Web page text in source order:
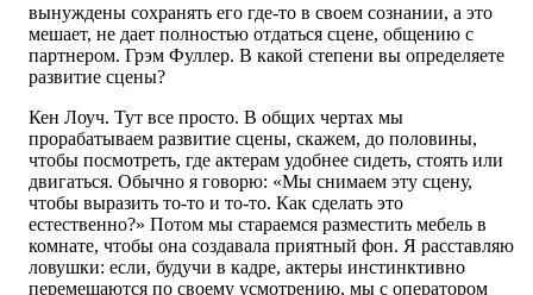
вынуждены сохранять его где-то в своем сознании, а это
мешает, не дает полностью отдаться сцене, общению с
партнером. Грэм Фуллер. В какой степени вы определяете
развитие сцены?
Кен Лоуч. Тут все просто. В общих чертах мы
прорабатываем развитие сцены, скажем, до половины,
чтобы посмотреть, где актерам удобнее сидеть, стоять или
двигаться. Обычно я говорю: «Мы снимаем эту сцену,
чтобы выразить то-то и то-то. Как сделать это
естественно?» Потом мы стараемся разместить мебель в
комнате, чтобы она создавала приятный фон. Я расставляю
ловушки: если, будучи в кадре, актеры инстинктивно
перемещаются по своему усмотрению, мы с оператором